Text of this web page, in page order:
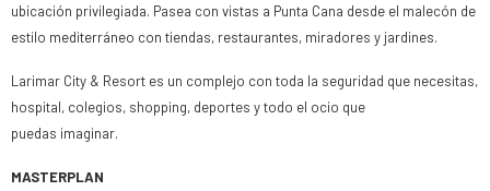
ubicación privilegiada. Pasea con vistas a Punta Cana desde el malecón de
estilo mediterráneo con tiendas, restaurantes, miradores y jardines.
Larimar City & Resort es un complejo con toda la seguridad que necesitas,
hospital, colegios, shopping, deportes y todo el ocio que
puedas imaginar.
MASTERPLAN